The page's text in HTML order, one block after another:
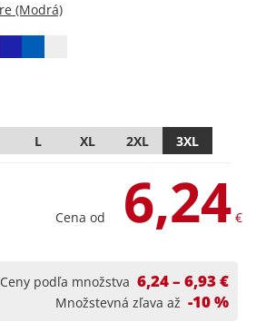
L XL 2XL 3XL
Cena od 6,24 €
Ceny podľa množstva 6,24 – 6,93 €
Množstevná zľava až -10 %